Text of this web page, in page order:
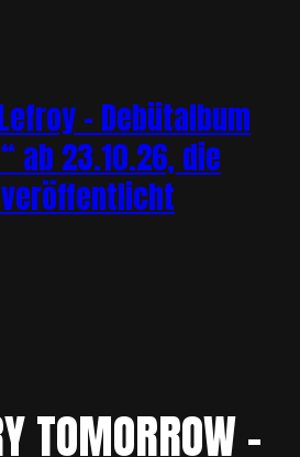
– Debütalbum
ab 23.10.26, die
TOMORROW –